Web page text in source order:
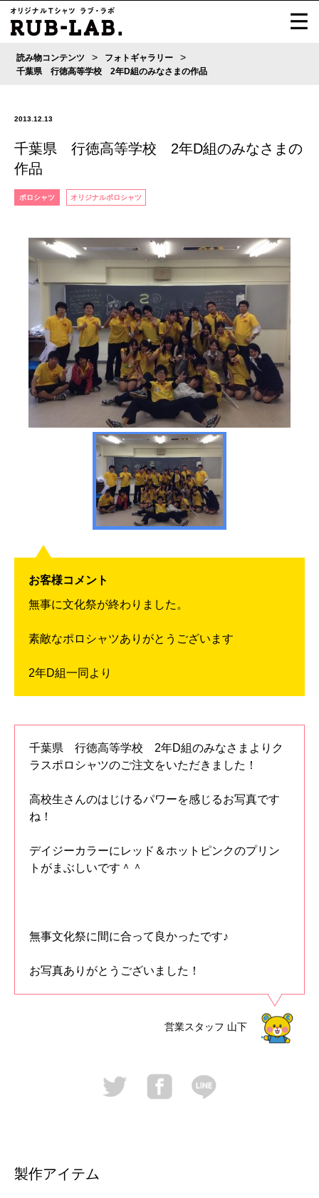
読み物コンテンツ > フォトギャラリー >
千葉県 行徳高等学校 2年D組のみなさまの作品
2013.12.13
千葉県 行徳高等学校 2年D組のみなさまの
作品
ポロシャツ オリジナルポロシャツ
お客様コメント
無事に文化祭が終わりました。
素敵なポロシャツありがとうございます
2年D組一同より
千葉県 行徳高等学校 2年D組のみなさまよりク
ラスポロシャツのご注文をいただきました！
高校生さんのはじけるパワーを感じるお写真です
ね！
デイジーカラーにレッド＆ホットピンクのプリン
トがまぶしいです＾＾
無事文化祭に間に合って良かったです♪
お写真ありがとうございました！
営業スタッフ 山下
製作アイテム